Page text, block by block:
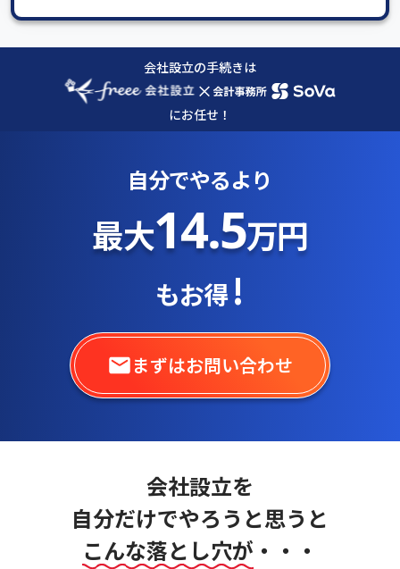
会社設立の手続きは
×
にお任せ！
自分でやるより
最大14.5万円
もお得 !
まずはお問い合わせ
会社設立を
自分だけでやろうと思うと
こんな落とし穴が ・・・